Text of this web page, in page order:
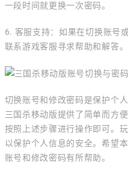
一段时间就更换一次密码。
6. 客服支持：如果在切换账号
联系游戏客服寻求帮助和解答。
切换账号和修改密码是保护个
三国杀移动版提供了简单而方
按照上述步骤进行操作即可。
以保护个人信息的安全。希望
账号和修改密码有所帮助。